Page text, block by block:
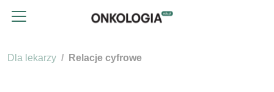
Dla lekarzy Relacje cyfrowe